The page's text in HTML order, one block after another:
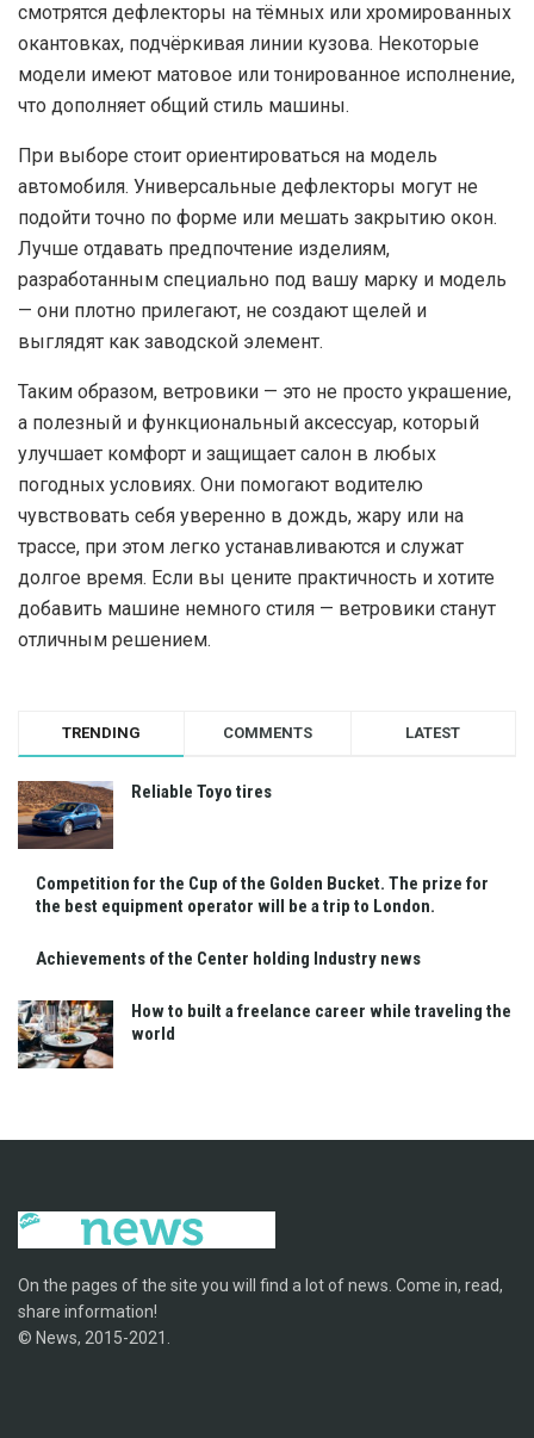
смотрятся дефлекторы на тёмных или хромированных
окантовках, подчёркивая линии кузова. Некоторые
модели имеют матовое или тонированное исполнение,
что дополняет общий стиль машины.
При выборе стоит ориентироваться на модель
автомобиля. Универсальные дефлекторы могут не
подойти точно по форме или мешать закрытию окон.
Лучше отдавать предпочтение изделиям,
разработанным специально под вашу марку и модель
— они плотно прилегают, не создают щелей и
выглядят как заводской элемент.
Таким образом, ветровики — это не просто украшение,
а полезный и функциональный аксессуар, который
улучшает комфорт и защищает салон в любых
погодных условиях. Они помогают водителю
чувствовать себя уверенно в дождь, жару или на
трассе, при этом легко устанавливаются и служат
долгое время. Если вы цените практичность и хотите
добавить машине немного стиля — ветровики станут
отличным решением.
TRENDING COMMENTS LATEST
Reliable Toyo tires
Competition for the Cup of the Golden Bucket. The prize for
the best equipment operator will be a trip to London.
Achievements of the Center holding Industry news
How to built a freelance career while traveling the
world
On the pages of the site you will find a lot of news. Come in, read,
share information!
© News, 2015-2021.